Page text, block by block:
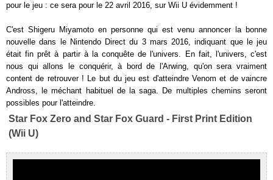
pour le jeu : ce sera pour le 22 avril 2016, sur Wii U évidemment !
C'est Shigeru Miyamoto en personne qui est venu annoncer la bonne
nouvelle dans le Nintendo Direct du 3 mars 2016, indiquant que le jeu
était fin prêt à partir à la conquête de l'univers. En fait, l'univers, c'est
nous qui allons le conquérir, à bord de l'Arwing, qu'on sera vraiment
content de retrouver ! Le but du jeu est d'atteindre Venom et de vaincre
Andross, le méchant habituel de la saga. De multiples chemins seront
possibles pour l'atteindre.
Star Fox Zero and Star Fox Guard - First Print Edition
(Wii U)